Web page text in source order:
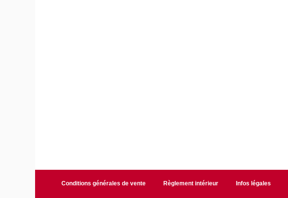
Conditions générales de vente Règlement intérieur Infos légales